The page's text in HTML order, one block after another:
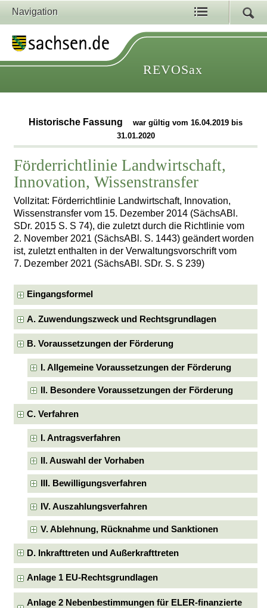
Navigation
REVOSax
Historische Fassung
war gültig vom 16.04.2019 bis
31.01.2020
Förderrichtlinie Landwirtschaft,
Innovation, Wissenstransfer
Vollzitat: Förderrichtlinie Landwirtschaft, Innovation,
Wissenstransfer vom 15. Dezember 2014 (SächsABl.
SDr. 2015 S. S 74), die zuletzt durch die Richtlinie vom
2. November 2021 (SächsABl. S. 1443) geändert worden
ist, zuletzt enthalten in der Verwaltungsvorschrift vom
7. Dezember 2021 (SächsABl. SDr. S. S 239)
Eingangsformel
A. Zuwendungszweck und Rechtsgrundlagen
B. Voraussetzungen der Förderung
I. Allgemeine Voraussetzungen der Förderung
II. Besondere Voraussetzungen der Förderung
C. Verfahren
I. Antragsverfahren
II. Auswahl der Vorhaben
III. Bewilligungsverfahren
IV. Auszahlungsverfahren
V. Ablehnung, Rücknahme und Sanktionen
D. Inkrafttreten und Außerkrafttreten
Anlage 1 EU-Rechtsgrundlagen
Anlage 2 Nebenbestimmungen für ELER-finanzierte